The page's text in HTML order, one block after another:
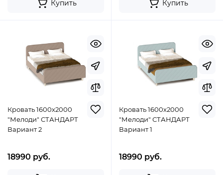
Купить Купить
Кровать 1600х2000
"Мелоди" СТАНДАРТ
Вариант 2
18990 руб.
Кровать 1600х2000
"Мелоди" СТАНДАРТ
Вариант 1
18990 руб.